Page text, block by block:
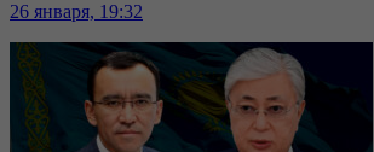
26 января, 19:32